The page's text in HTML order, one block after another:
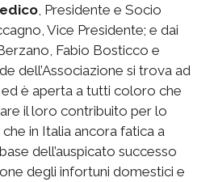
, Presidente e Socio
Vice Presidente; e dai
Fabio Bosticco e
dell’Associazione si trova ad
è aperta a tutti coloro che
il loro contribuito per lo
in Italia ancora fatica a
dell’auspicato successo
degli infortuni domestici e